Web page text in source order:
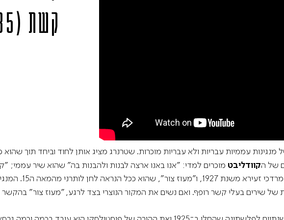
קשת (1935)
היא קטלוג קומי של מנגינות עממיות עבריות ולא עבריות מוכרות. שטרנרג מציג אותן לחוד וביחד
של הקוודליבט מוכרים למדי: "אנו באנו ארצה לבנות ולהבנות בה" שהוא שיר
שהלחין שלום פוסטולסקי
של שירים בעלי קשר רופף. ואם נשים את המקור הנוצרי בצד לרגע, "מעוז צור" בהקשר